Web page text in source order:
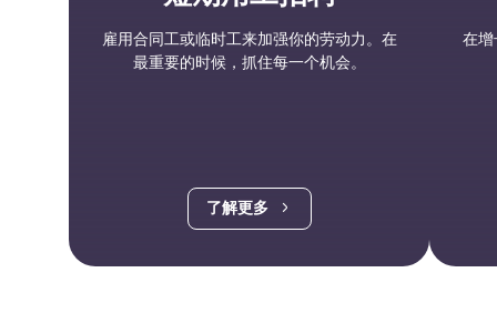
雇用合同工或临时工来加强你的劳动力。在
最重要的时候，抓住每一个机会。
了解更多
在